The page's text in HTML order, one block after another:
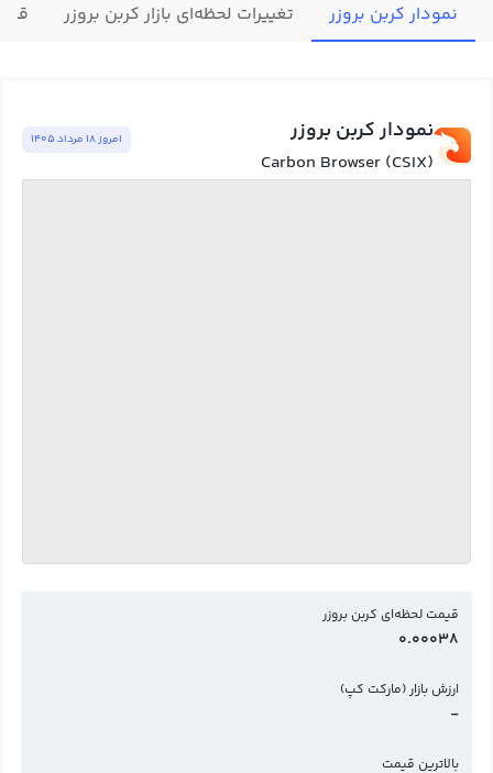
نمودار کربن بروزر تغییرات لحظه‌ای بازار کربن بروزر
نمودار کربن بروزر
Carbon Browser (CSIX)
امروز ١٨ مرداد ١٤٠٥
قیمت لحظه‌ای کربن بروزر
0.00038
ارزش بازار (مارکت کپ)
-
بالاترین قیمت